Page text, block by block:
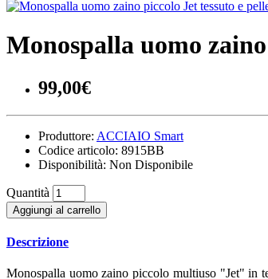
Monospalla uomo
99,00€
Produttore: ACCIAIO Smart
Codice articolo: 8915BB
Disponibilità: Non Disponibile
Quantità
Aggiungi al carrello
Descrizione
Monospalla uomo zaino piccolo multiuso "Jet" in